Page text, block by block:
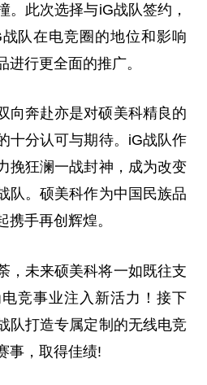
。此次选择与iG战队签约，
队在电竞圈的地位和影响
进行更全面的推广。
向奔赴亦是对硕美科精良的
十分认可与期待。iG战队作
挽狂澜一战封神，成为改变
队。硕美科作为中国 民族品
携手再创辉煌。
，未来硕美科将一如既往支
竞事业注入新活力！接下
队打造专属定制的无线电竞
事，取得佳绩!